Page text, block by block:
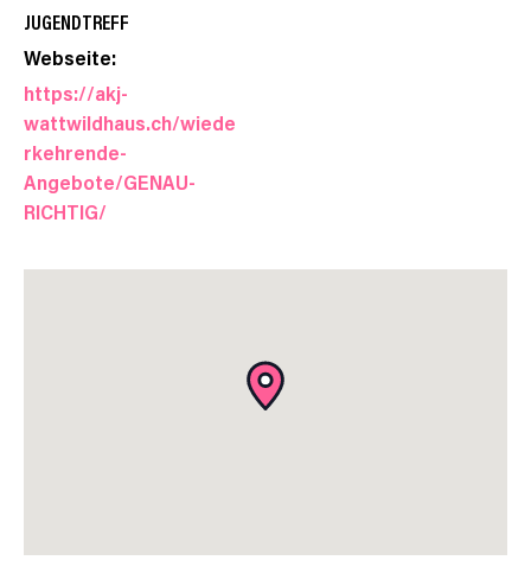
JUGENDTREFF
Webseite:
https://akj-
wattwildhaus.ch/wiede
rkehrende-
Angebote/GENAU-
RICHTIG/